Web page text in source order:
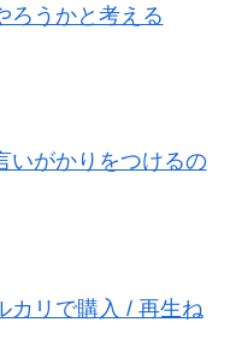
ろうかと考える
いがかりをつけるの
カリで購入 / 再生ね